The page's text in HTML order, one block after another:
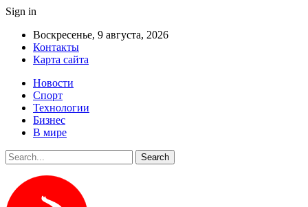
Sign in
Воскресенье, 9 августа, 2026
Контакты
Карта сайта
Новости
Спорт
Технологии
Бизнес
В мире